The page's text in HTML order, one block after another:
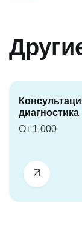
диагностика
От 1 000